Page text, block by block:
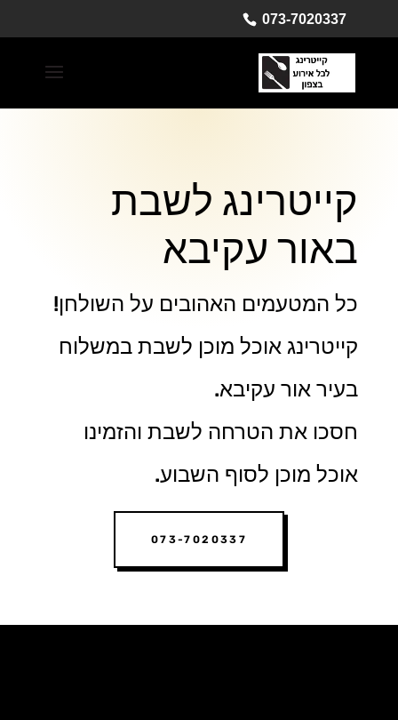
073-7020337
קייטרינג לשבת
באור עקיבא
כל המטעמים האהובים על השולחן!
קייטרינג אוכל מוכן לשבת במשלוח
בעיר אור עקיבא.
חסכו את הטרחה לשבת והזמינו
אוכל מוכן לסוף השבוע.
073-7020337